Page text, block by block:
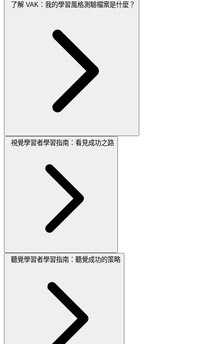
了解 VAK：我的學習風格測驗檔案是什麼？
視覺學習者學習指南：看見成功之路
聽覺學習者學習指南：聽覺成功的策略